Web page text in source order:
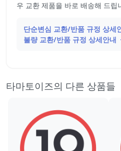
우 교환 제품을 바로 배송해 드립
단순변심 교환/반품 규정 상세
불량 교환/반품 규정 상세안내
타마토이즈의 다른 상품들